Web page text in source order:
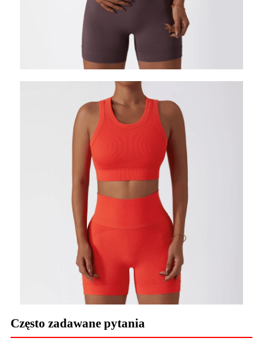
Często zadawane pytania